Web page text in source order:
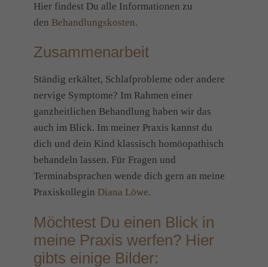
Hier findest Du alle Informationen zu
den Behandlungskosten.
Zusammenarbeit
Ständig erkältet, Schlafprobleme oder andere
nervige Symptome? Im Rahmen einer
ganzheitlichen Behandlung haben wir das
auch im Blick. Im meiner Praxis kannst du
dich und dein Kind klassisch homöopathisch
behandeln lassen. Für Fragen und
Terminabsprachen wende dich gern an meine
Praxiskollegin Diana Löwe.
Möchtest Du einen Blick in
meine Praxis werfen? Hier
gibts einige Bilder: